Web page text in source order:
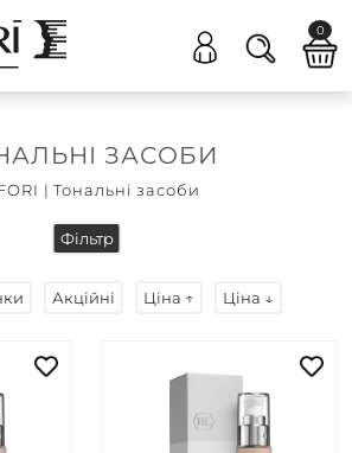
0
ЗАСОБИ
| Тональні засоби
Фільтр
Акційні Ціна ↑ Ціна ↓